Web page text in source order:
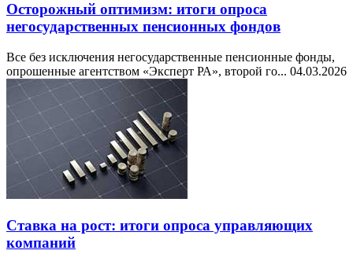
Осторожный оптимизм: итоги опроса
негосударственных пенсионных фондов
Все без исключения негосударственные пенсионные фонды,
опрошенные агентством «Эксперт РА», второй го... 04.03.2026
Ставка на рост: итоги опроса управляющих
компаний